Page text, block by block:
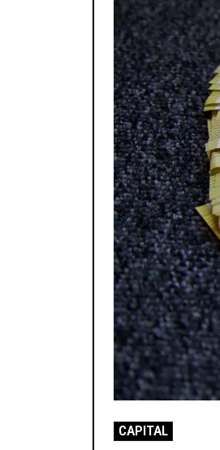
CAPITAL